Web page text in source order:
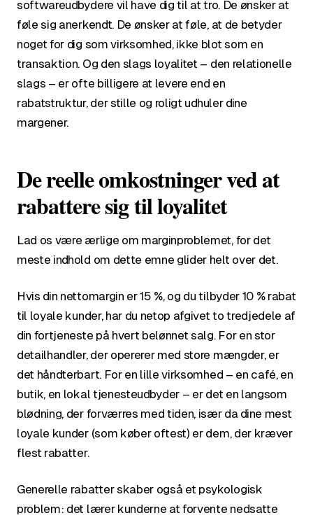
softwareudbydere vil have dig til at tro. De ønsker at
føle sig anerkendt. De ønsker at føle, at de betyder
noget for dig som virksomhed, ikke blot som en
transaktion. Og den slags loyalitet – den relationelle
slags – er ofte billigere at levere end en
rabatstruktur, der stille og roligt udhuler dine
margener.
De reelle omkostninger ved at
rabattere sig til loyalitet
Lad os være ærlige om marginproblemet, for det
meste indhold om dette emne glider helt over det.
Hvis din nettomargin er 15 %, og du tilbyder 10 % rabat
til loyale kunder, har du netop afgivet to tredjedele af
din fortjeneste på hvert belønnet salg. For en stor
detailhandler, der opererer med store mængder, er
det håndterbart. For en lille virksomhed – en café, en
butik, en lokal tjenesteudbyder – er det en langsom
blødning, der forværres med tiden, især da dine mest
loyale kunder (som køber oftest) er dem, der kræver
flest rabatter.
Generelle rabatter skaber også et psykologisk
problem: det lærer kunderne at forvente nedsatte